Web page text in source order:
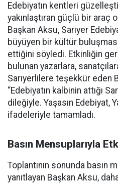
Edebiyatın kentleri
yakınlaştıran güçlü bir araç
Başkan Aksu, Sarıyer
büyüyen bir kültür
ettiğini söyledi. Etkinliğin
bulunan yazarlara,
Sarıyerlilere teşekkür eden
“Edebiyatın kalbinin attığı
dileğiyle. Yaşasın Edebiyat,
ifadeleriyle tamamladı.
Basın Mensuplarıyla
Toplantının sonunda basın
yanıtlayan Başkan Aksu,